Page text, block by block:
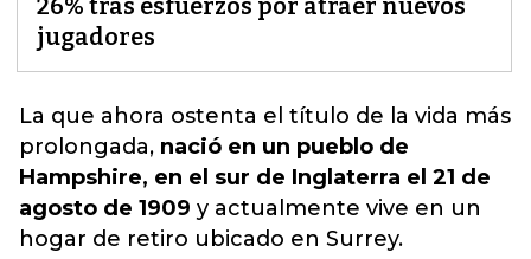
26% tras esfuerzos por atraer nuevos
jugadores
La que ahora ostenta el título de la vida más
prolongada, nació en un pueblo de
Hampshire, en el sur de Inglaterra el 21 de
agosto de 1909 y actualmente vive en un
hogar de retiro ubicado en Surrey.